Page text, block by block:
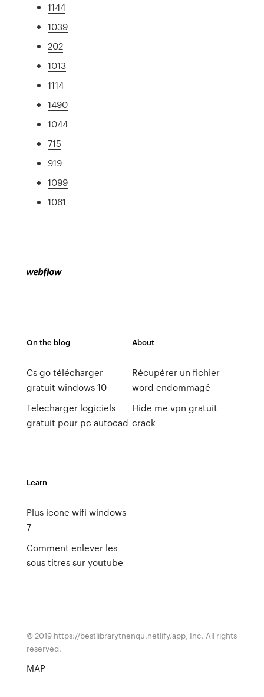
1144
1039
202
1013
1114
1490
1044
715
919
1099
1061
On the blog
Cs go télécharger
gratuit windows 10
Telecharger logiciels
gratuit pour pc autocad
About
Récupérer un fichier
word endommagé
Hide me vpn gratuit
crack
Learn
Plus icone wifi windows
7
Comment enlever les
sous titres sur youtube
© 2019 https://bestlibrarytnenqu.netlify.app, Inc. All rights
reserved.
MAP